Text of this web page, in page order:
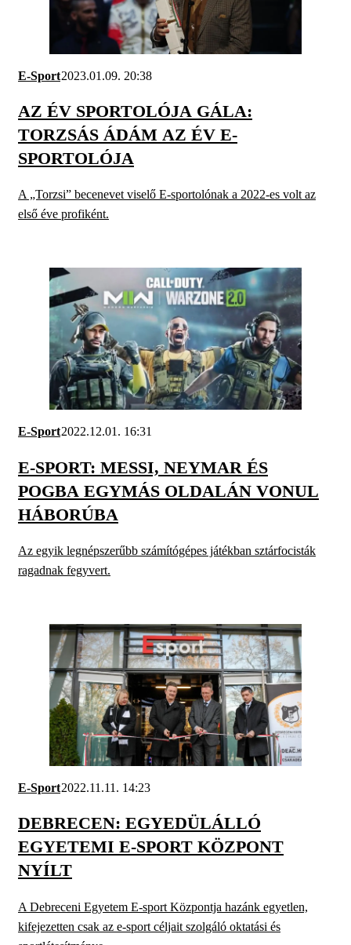
E-Sport2023.01.09. 20:38
AZ ÉV SPORTOLÓJA GÁLA:
TORZSÁS ÁDÁM AZ ÉV E-
SPORTOLÓJA
A „Torzsi” becenevet viselő E-sportolónak a 2022-es volt az
első éve profiként.
E-Sport2022.12.01. 16:31
E-SPORT: MESSI, NEYMAR ÉS
POGBA EGYMÁS OLDALÁN VONUL
HÁBORÚBA
Az egyik legnépszerűbb számítógépes játékban sztárfocisták
ragadnak fegyvert.
E-Sport2022.11.11. 14:23
DEBRECEN: EGYEDÜLÁLLÓ
EGYETEMI E-SPORT KÖZPONT
NYÍLT
A Debreceni Egyetem E-sport Központja hazánk egyetlen,
kifejezetten csak az e-sport céljait szolgáló oktatási és